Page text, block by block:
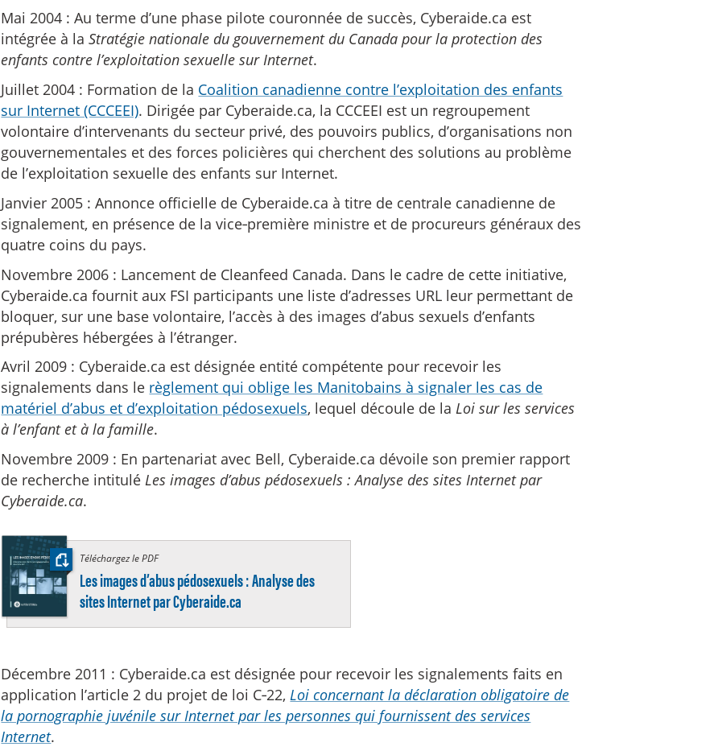
Mai 2004 : Au terme d’une phase pilote couronnée de succès, Cyberaide.ca est
intégrée à laStratégie nationale du gouvernement du Canada pour la protection des
enfants contre l’exploitation sexuelle sur Internet.
Juillet 2004 : Formation de la Coalition canadienne contre l’exploitation des enfants
sur Internet (CCCEEI). Dirigée par Cyberaide.ca, la CCCEEI est un regroupement
volontaire d’intervenants du secteur privé, des pouvoirs publics, d’organisations non
gouvernementales et des forces policières qui cherchent des solutions au problème
de l’exploitation sexuelle des enfants sur Internet.
Janvier 2005 : Annonce officielle de Cyberaide.ca à titre de centrale canadienne de
signalement, en présence de la vice‑première ministre et de procureurs généraux des
quatre coins du pays.
Novembre 2006 : Lancement de Cleanfeed Canada. Dans le cadre de cette initiative,
Cyberaide.ca fournit aux FSI participants une liste d’adresses URL leur permettant de
bloquer, sur une base volontaire, l’accès à des images d’abus sexuels d’enfants
prépubères hébergées à l’étranger.
Avril 2009 : Cyberaide.ca est désignée entité compétente pour recevoir les
signalements dans le règlement qui oblige les Manitobains à signaler les cas de
matériel d’abus et d’exploitation pédosexuels, lequel découle de laLoi sur les services
à l’enfant et à la famille.
Novembre 2009 : En partenariat avec Bell, Cyberaide.ca dévoile son premier rapport
de recherche intituléLes images d’abus pédosexuels : Analyse des sites Internet par
Cyberaide.ca.
Téléchargez le PDF:
Les images d’abus pédosexuels : Analyse des
sites Internet par Cyberaide.ca
Décembre 2011 : Cyberaide.ca est désignée pour recevoir les signalements faits en
application l’article 2 du projet de loi C‑22,Loi concernant la déclaration obligatoire de
la pornographie juvénile sur Internet par les personnes qui fournissent des services
Internet.